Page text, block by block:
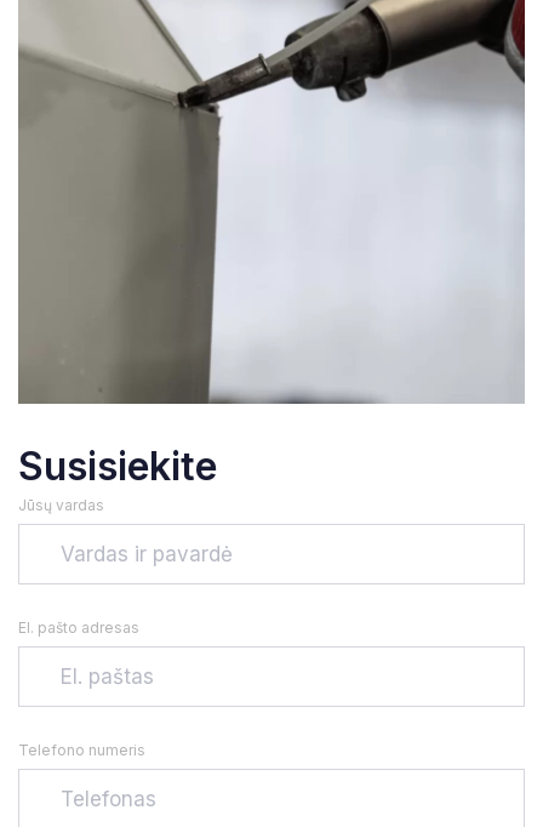
Susisiekite
Jūsų vardas
El. pašto adresas
Telefono numeris